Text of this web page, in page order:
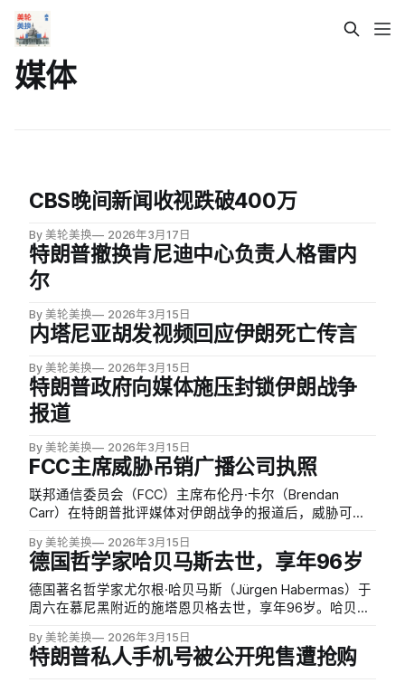
媒体
CBS晚间新闻收视跌破400万
By 美轮美换 2026年3月17日
特朗普撤换肯尼迪中心负责人格雷内
尔
By 美轮美换 2026年3月15日
内塔尼亚胡发视频回应伊朗死亡传言
By 美轮美换 2026年3月15日
特朗普政府向媒体施压封锁伊朗战争
报道
By 美轮美换 2026年3月15日
FCC主席威胁吊销广播公司执照
联邦通信委员会（FCC）主席布伦丹·卡尔（Brendan
Carr）在特朗普批评媒体对伊朗战争的报道后，威胁可能
布虚假信息和歪曲新闻的广播公司，在执照续期前还有机
会纠正路线。
By 美轮美换 2026年3月15日
德国哲学家哈贝马斯去世，享年96岁
德国著名哲学家尤尔根·哈贝马斯（Jürgen Habermas）于
周六在慕尼黑附近的施塔恩贝格去世，享年96岁。哈贝马
具影响力的哲学家之一，也是德国的关键知识分子人物，
其代表作包括两卷本的《交往行为理论》。
By 美轮美换 2026年3月15日
特朗普私人手机号被公开兜售遭抢购